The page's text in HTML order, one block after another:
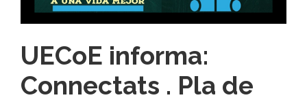
UECoE informa:
Connectats . Pla de